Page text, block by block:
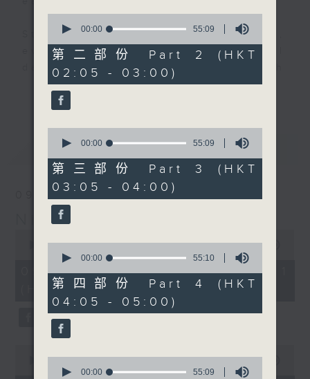
Stay with us throughout the night,
every night, from 1.05am until
dawn, as we slowly wake up with
you. Enjoy the non-stop mellow
side of the 70s to the 90s at
grow in pace, moving you towards
the 2000s and a perfect morning
Seven days a week from 1.05am...
最新 LATEST
Night Music on Radio 3
seconds
minutes,
seconds
00:00 54:59
09/08/2026 - 第一部份 Part 1
(HKT 01:05 - 02:00)
seconds
55
minutes,
9
seconds
00:00 55:09
第二部份 Part 2 (HKT
02:05 - 03:00)
seconds
55
minutes,
9
seconds
00:00 55:09
第三部份 Part 3 (HKT
03:05 - 04:00)
seconds
55
minutes,
10
seconds
00:00 55:10
第四部份 Part 4 (HKT
04:05 - 05:00)
seconds
00:00 55:09